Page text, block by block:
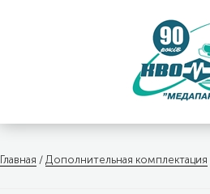
Главная / Дополнительная комплектация